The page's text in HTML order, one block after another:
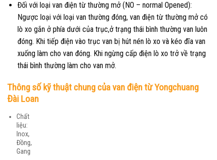
Đối với loại van điện từ thường mở (NO – normal Opened):
Ngược loại với loại van thường đóng, van điện từ thường mở có
lò xo gắn ở phía dưới của trục,ở trạng thái bình thường van luôn
đóng. Khi tiếp điện vào trục van bị hút nén lò xo và kéo đĩa van
xuống làm cho van đóng. Khi ngừng cấp điện lò xo trở về trạng
thái bình thường làm cho van mở.
Thông số kỹ thuật chung của van điện từ Yongchuang
Đài Loan
Chất
liệu:
Inox,
Đồng,
Gang